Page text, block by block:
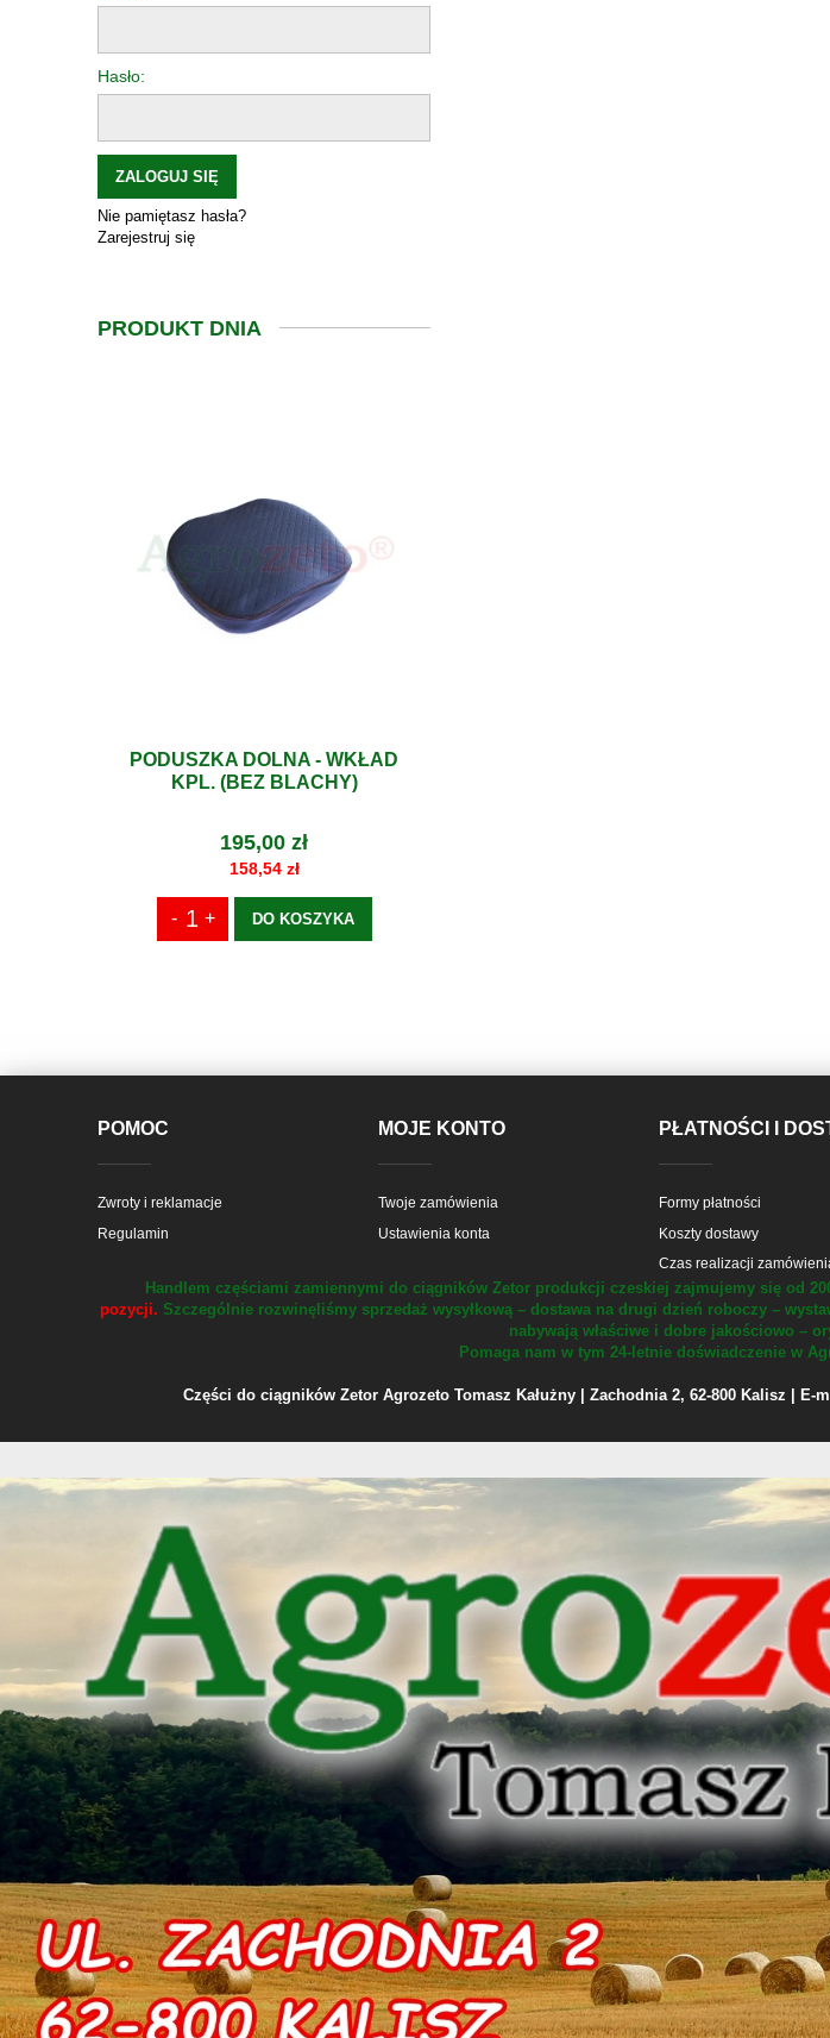
Hasło:
ZALOGUJ SIĘ
Nie pamiętasz hasła?
Zarejestruj się
PRODUKT DNIA
PODUSZKA DOLNA - WKŁAD
KPL. (BEZ BLACHY)
195,00 zł
158,54 zł
DO KOSZYKA
POMOC
Zwroty i reklamacje
Regulamin
MOJE KONTO
Twoje zamówienia
Ustawienia konta
PŁATNOŚCI I
Formy płatności
Koszty dostawy
Czas realizacji
Handlem częściami zamiennymi do ciągników Zetor produkcji czeskiej zajmujemy się od
pozycji. Szczególnie rozwinęliśmy sprzedaż wysyłkową – dostawa na drugi dzień roboczy –
nabywają właściwe i dobre jakościowo –
Pomaga nam w tym 24-letnie doświadczenie w
Części do ciągników Zetor Agrozeto Tomasz Kałużny | Zachodnia 2, 62-800 Kalisz | E-